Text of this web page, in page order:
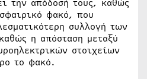
την απόδοσή τους, καθώς
φακό, που
συλλογή των
η απόσταση μεταξύ
στοιχείων
το φακό.